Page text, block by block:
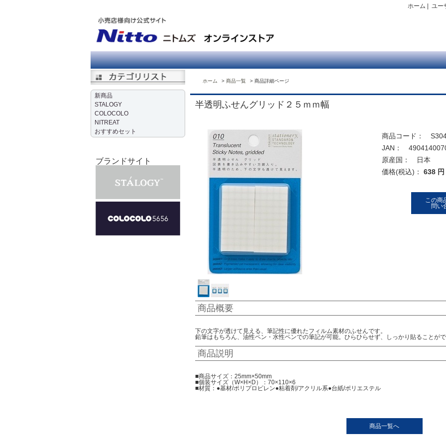
ホーム ユー
新商品
STALOGY
COLOCOLO
NITREAT
おすすめセット
ブランドサイト
ホーム 商品一覧 商品詳細ページ
半透明ふせんグリッド２５ｍｍ幅
商品コード：
JAN：
原産国： 日本
価格(税込)： 638 円
この商
問い
商品概要
下の文字が透けて見える、筆記性に優れたフィルム素材のふせんです。
鉛筆はもちろん、油性ペン・水性ペンでの筆記が可能。ひらひらせず、しっかり貼ることが
商品説明
■商品サイズ：25mm×50mm
■個装サイズ（W×H×D）：70×110×6
■材質：●基材/ポリプロピレン●粘着剤/アクリル系●台紙/ポリエステル
商品一覧へ